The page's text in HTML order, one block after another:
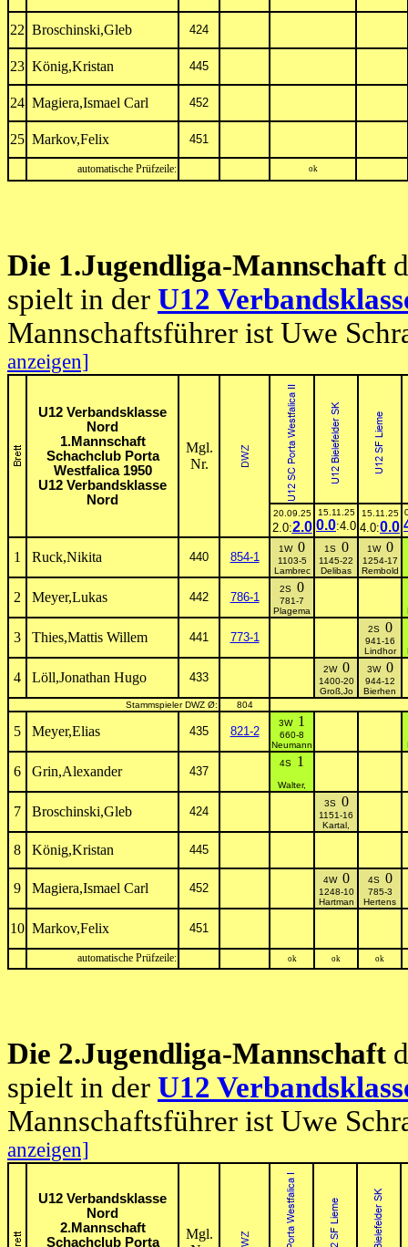
22 Broschinski,Gleb 424
23 König,Kristan 445
24 Magiera,Ismael Carl 452
25 Markov,Felix 451
automatische Prüfzeile: ok
Die 1.Jugendliga-Mannschaft
spielt in der U12
Mannschaftsführer ist Uwe
anzeigen]
U12 Verbandsklasse
Nord
1.Mannschaft
Schachclub Porta
Westfalica 1950
U12 Verbandsklasse
Nord
Mgl.
Nr.
20.09.25
2.0:2.0
15.11.25
0.0:4.0
15.11.25
4.0:0.0
1 Ruck,Nikita 440 854-1
1W 0
1103-5
Lambrec
1S 0
1145-22
Delibas
1W 0
1254-17
Rembold
2 Meyer,Lukas 442 786-1
2S 0
781-7
Plagema
3 Thies,Mattis Willem 441 773-1
2S 0
941-16
Lindhor
4 Löll,Jonathan Hugo 433
2W 0
1400-20
Groß,Jo
3W 0
944-12
Bierhen
Stammspieler DWZ Ø:
804
5 Meyer,Elias 435 821-2
3W 1
660-8
Neumann
6 Grin,Alexander 437
4S 1
Walter,
7 Broschinski,Gleb 424
3S 0
1151-16
Kartal,
8 König,Kristan 445
9 Magiera,Ismael Carl 452
4W 0
1248-10
Hartman
4S 0
785-3
Hertens
10 Markov,Felix 451
automatische Prüfzeile: ok ok ok
Die 2.Jugendliga-Mannschaft
spielt in der U12
Mannschaftsführer ist Uwe
anzeigen]
U12 Verbandsklasse
Nord
2.Mannschaft
Schachclub Porta
Mgl.